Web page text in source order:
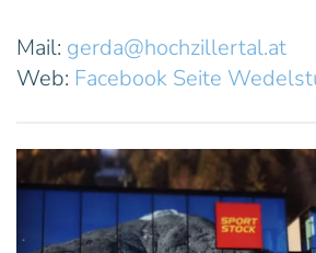
Mail: gerda@hochzillertal.at
Web: Facebook Seite